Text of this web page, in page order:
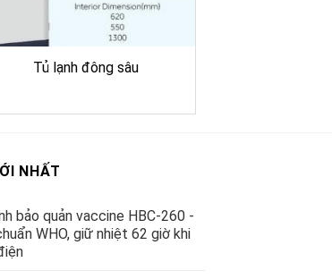
Tủ lạnh đông sâu
NHẤT
bảo quản vaccine HBC-260 -
WHO, giữ nhiệt 62 giờ khi